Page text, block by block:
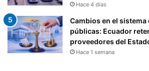
Hace 4 días
Cambios en el sistema
públicas: Ecuador
proveedores del
Hace 1 semana